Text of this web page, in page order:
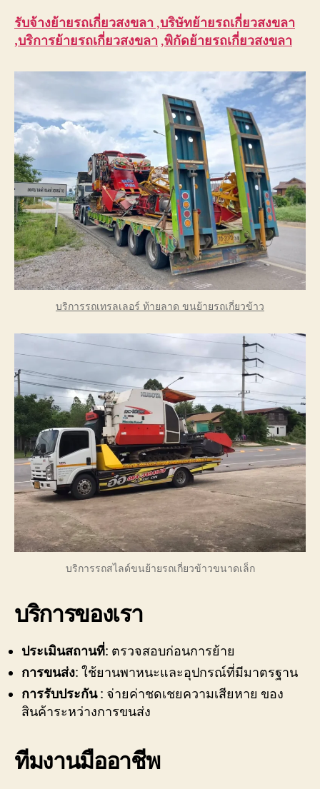
รับจ้างย้ายรถเกี่ยวสงขลา ,บริษัทย้ายรถเกี่ยวสงขลา
,บริการย้ายรถเกี่ยวสงขลา ,พิกัดย้ายรถเกี่ยวสงขลา
บริการรถเทรลเลอร์ ท้ายลาด ขนย้ายรถเกี่ยวข้าว
บริการรถสไลด์ขนย้ายรถเกี่ยวข้าวขนาดเล็ก
บริการของเรา
ประเมินสถานที่: ตรวจสอบก่อนการย้าย
การขนส่ง: ใช้ยานพาหนะและอุปกรณ์ที่มีมาตรฐาน
การรับประกัน: จ่ายค่าชดเชยความเสียหาย ของ
สินค้าระหว่างการขนส่ง
ทีมงานมืออาชีพ